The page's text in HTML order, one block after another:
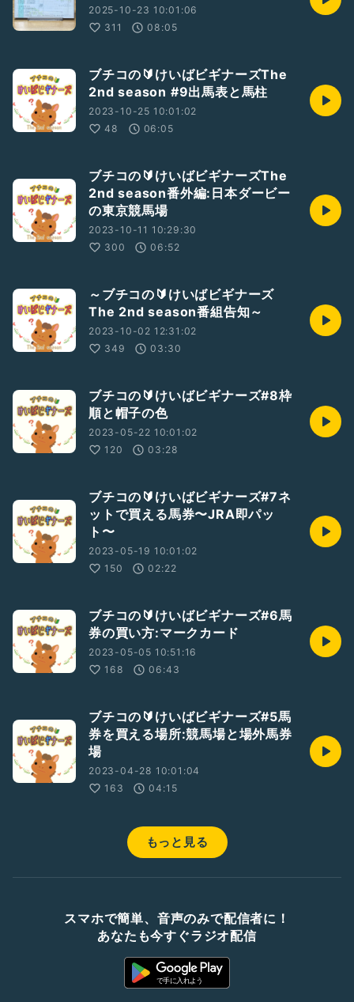
2025-10-23 10:01:06
311
08:05
ブチコの🔰けいばビギナーズThe
2nd season #9出馬表と馬柱
2023-10-25 10:01:02
48
06:05
ブチコの🔰けいばビギナーズThe
2nd season番外編:日本ダービー
の東京競馬場
2023-10-11 10:29:30
300
06:52
～ブチコの🔰けいばビギナーズ
The 2nd season番組告知～
2023-10-02 12:31:02
349
03:30
ブチコの🔰けいばビギナーズ#8枠
順と帽子の色
2023-05-22 10:01:02
120
03:28
ブチコの🔰けいばビギナーズ#7ネ
ットで買える馬券〜JRA即パッ
ト〜
2023-05-19 10:01:02
150
02:22
ブチコの🔰けいばビギナーズ#6馬
券の買い方:マークカード
2023-05-05 10:51:16
168
06:43
ブチコの🔰けいばビギナーズ#5馬
券を買える場所:競馬場と場外馬券
場
2023-04-28 10:01:04
163
04:15
もっと見る
スマホで簡単、音声のみで配信者に！
あなたも今すぐラジオ配信